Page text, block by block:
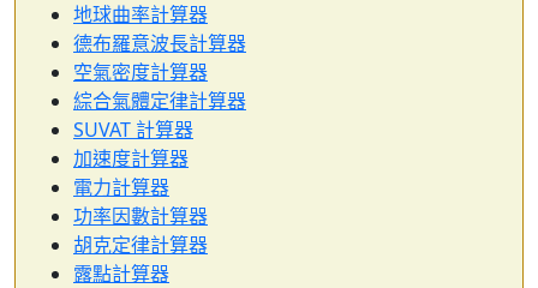
地球曲率計算器
德布羅意波長計算器
空氣密度計算器
綜合氣體定律計算器
SUVAT 計算器
加速度計算器
電力計算器
功率因數計算器
胡克定律計算器
露點計算器